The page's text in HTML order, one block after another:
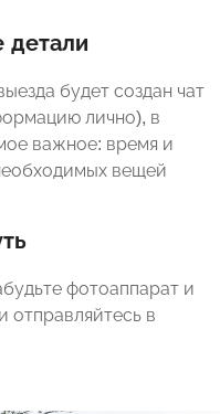
детали
будет создан чат
лично), в
важное: время и
вещей
фотоаппарат и
отправляйтесь в